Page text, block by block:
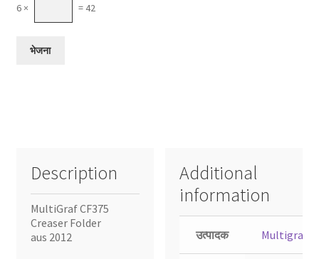
6 ×
= 42
Description
MultiGraf CF375
Creaser Folder
aus 2012
Additional
information
उत्पादक Multigraf